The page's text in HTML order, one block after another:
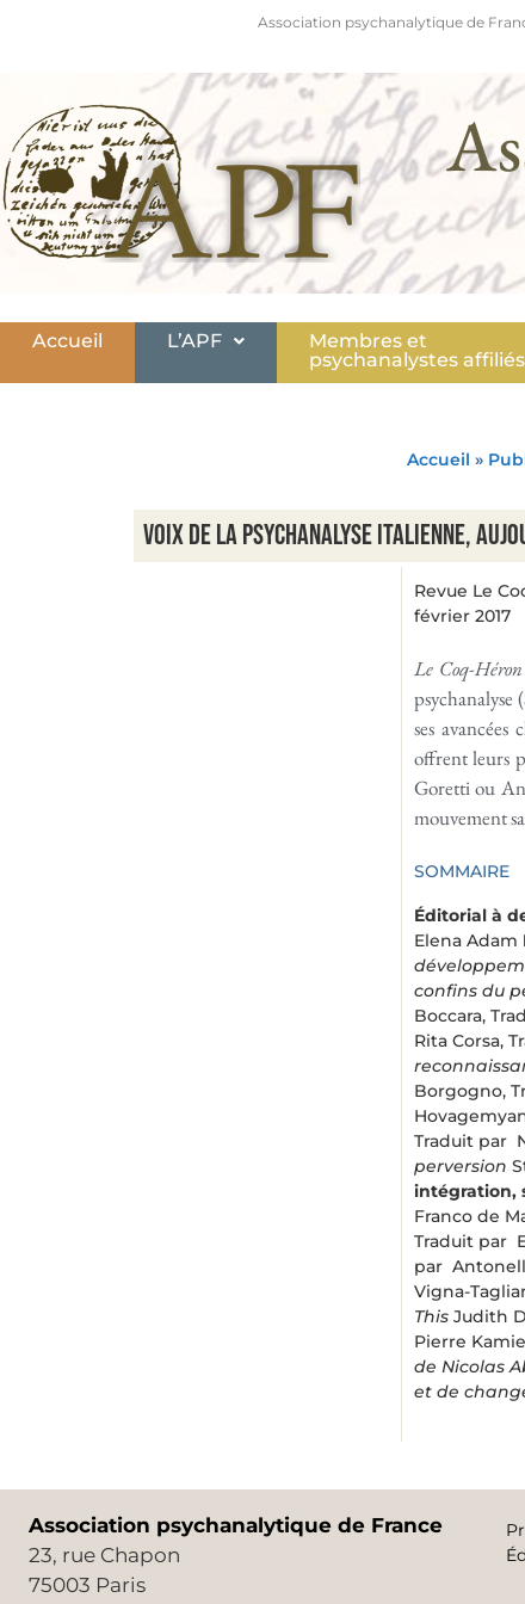
Association psychanalytique de
Accueil L’APF
Membres et
psychanalystes affiliés
Accueil »
Voix de la psychanalyse italienne,
Revue Le
février 2017
Le Coq-Héron
psychanalyse
ses
offrent leurs
Goretti ou
mouvement
SOMMAIRE
Éditorial à
Elena Adam
confins du
Boccara,
Rita Corsa,
Borgogno,
Traduit par
perversion
intégration,
Franco de
Traduit par
par
Vigna-
This Judith
Pierre
de Nicolas
et de
Association psychanalytique de France
23, rue Chapon
75003 Paris